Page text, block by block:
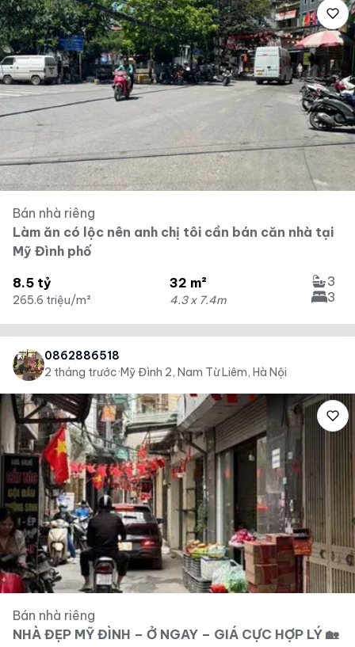
Bán nhà riêng
Làm ăn có lộc nên anh chị tôi cần bán căn nhà tại
Mỹ Đình phố
8.5 tỷ
265.6 triệu/m²
32 m²
4.3 x 7.4m
3
3
0862886518
2 tháng trước·Mỹ Đình 2, Nam Từ Liêm, Hà Nội
Bán nhà riêng
NHÀ ĐẸP MỸ ĐÌNH – Ở NGAY – GIÁ CỰC HỢP LÝ 🏡